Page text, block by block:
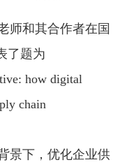
师和其合作者在国
了题为
how digital
chain
景下，优化企业供